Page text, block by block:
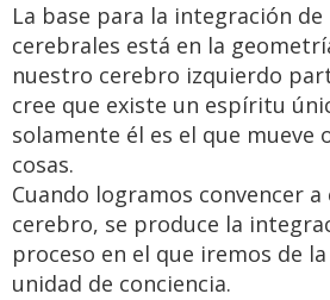
La base para la integración
cerebrales está en la
nuestro cerebro izquierdo
cree que existe un espíritu
solamente él es el que mueve
cosas.
Cuando logramos convencer
cerebro, se produce la
proceso en el que iremos de
unidad de conciencia.